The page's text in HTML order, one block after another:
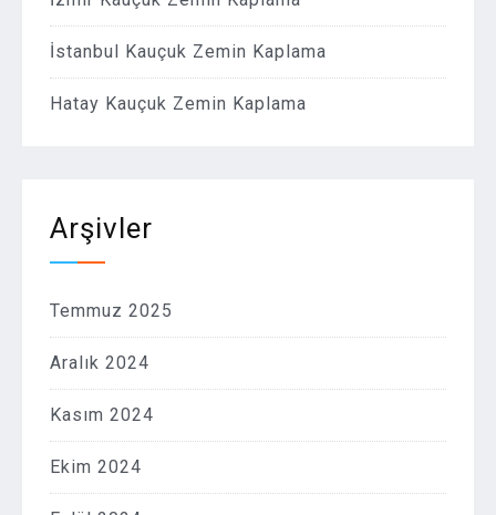
İstanbul Kauçuk Zemin Kaplama
Hatay Kauçuk Zemin Kaplama
Arşivler
Temmuz 2025
Aralık 2024
Kasım 2024
Ekim 2024